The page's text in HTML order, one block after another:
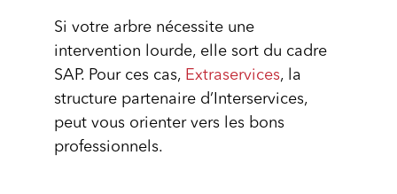
Si votre arbre nécessite une
intervention lourde, elle sort du cadre
SAP. Pour ces cas, Extraservices, la
structure partenaire d’Interservices,
peut vous orienter vers les bons
professionnels.